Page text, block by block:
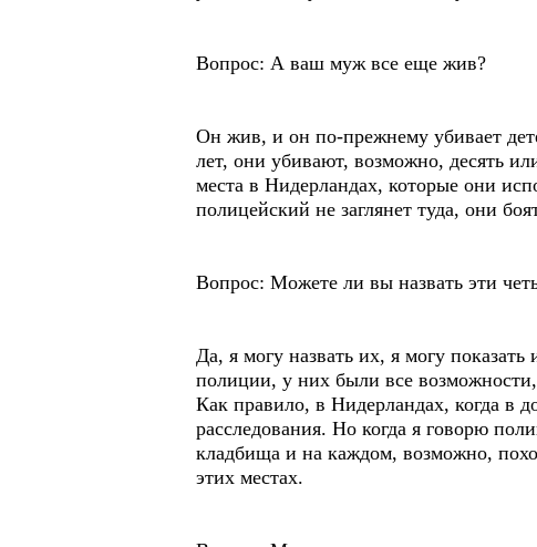
Вопрос: А ваш муж все еще жив?
Он жив, и он по-прежнему убивает
лет, они убивают, возможно, десять
места в Нидерландах, которые они
полицейский не заглянет туда, они
Вопрос: Можете ли вы назвать эти
Да, я могу назвать их, я могу
полиции, у них были все
Как правило, в Нидерландах, когда в
расследования. Но когда я говорю
кладбища и на каждом, возможно,
этих местах.